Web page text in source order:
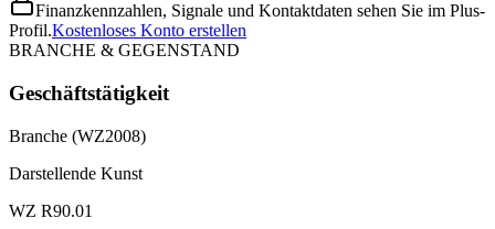
Finanzkennzahlen, Signale und Kontaktdaten sehen Sie im Plus-
Profil.Kostenloses Konto erstellen
BRANCHE & GEGENSTAND
Geschäftstätigkeit
Branche (WZ2008)
Darstellende Kunst
WZ R90.01